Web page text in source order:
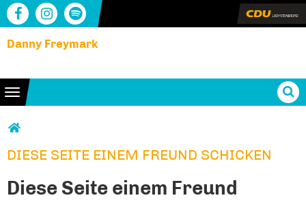
Danny Freymark
Toggle navigation
Sie sind hier
DIESE SEITE EINEM FREUND SCHICKEN
DIESE SEITE EINEM FREUND SCHICKEN
Diese Seite einem Freund